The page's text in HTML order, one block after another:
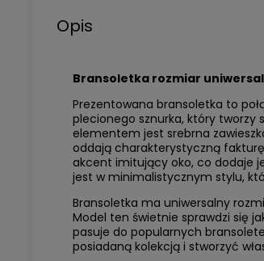
Opis
Bransoletka rozmiar
Prezentowana bransoletka to
plecionego sznurka, który tworzy
elementem jest srebrna
oddają charakterystyczną
akcent imitujący oko, co dodaje
jest w minimalistycznym stylu,
Bransoletka ma uniwersalny
Model ten świetnie sprawdzi się
pasuje do popularnych
posiadaną kolekcją i stworzyć